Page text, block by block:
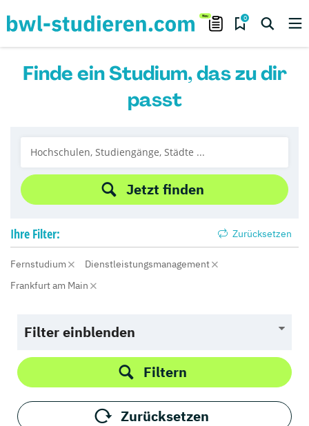
0
Finde ein Studium, das zu dir
passt
Jetzt finden
Ihre Filter: Zurücksetzen
Fernstudium
Dienstleistungsmanagement
Frankfurt am Main
Filter einblenden
Filtern
Zurücksetzen